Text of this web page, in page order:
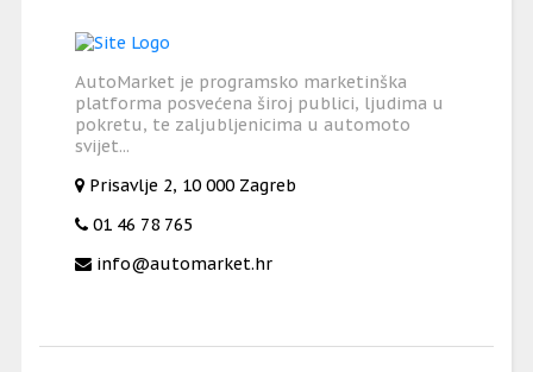
AutoMarket je programsko marketinška
platforma posvećena široj publici, ljudima u
pokretu, te zaljubljenicima u automoto
svijet...
Prisavlje 2, 10 000 Zagreb
01 46 78 765
info@automarket.hr